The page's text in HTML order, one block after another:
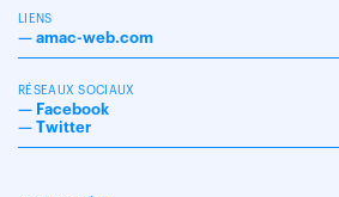
LIENS
— amac-web.com
RÉSEAUX SOCIAUX
— Facebook
— Twitter